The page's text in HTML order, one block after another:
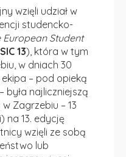
wzięli udział w
studencko-
European Student
13), która w tym
w dniach 30
– pod opieką
była najliczniejszą
Zagrzebiu – 13
na 13. edycję
wzięli ze sobą
lub